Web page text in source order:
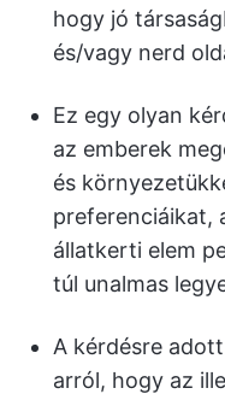
hogy jó
és/vagy nerd
Ez egy olyan
az emberek
és
preferenciáikat,
állatkerti elem
túl unalmas
A kérdésre
arról, hogy az